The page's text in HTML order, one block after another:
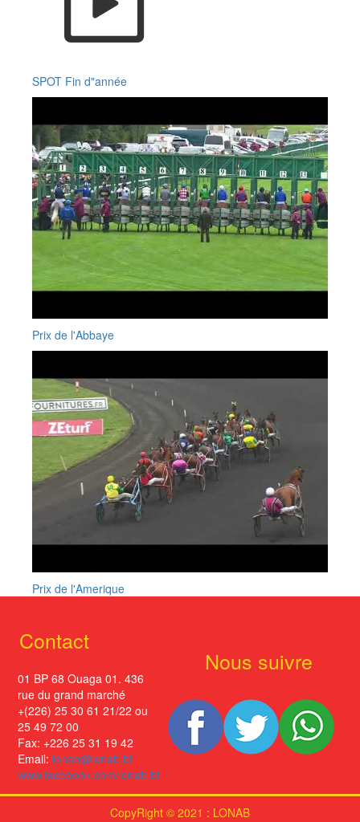
SPOT Fin d"année
Prix de l'Abbaye
Prix de l'Amerique
Contact
01 BP 68 Ouaga 01. 436
rue du grand marché
+(226) 25 30 61 21/22 ou
25 49 72 00
Fax: +226 25 31 19 42
Email: lonab@lonab.bf
www.facebook.com/lonab.bf
Nous suivre
CopyRight © 2021 : LONAB